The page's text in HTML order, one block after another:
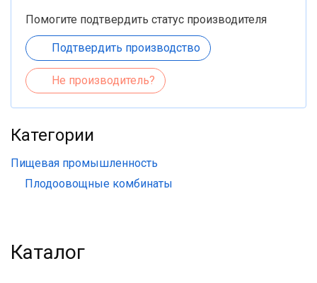
Помогите подтвердить статус производителя
Подтвердить производство
Не производитель?
Категории
Пищевая промышленность
Плодоовощные комбинаты
Каталог